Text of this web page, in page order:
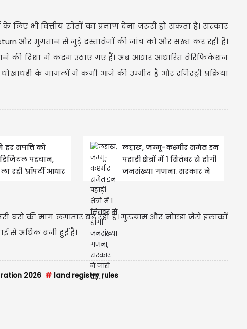
भी वित्तीय स्रोतों का प्रमाण देना जरूरी हो सकता है। सरकार
और भुगतान से जुड़े दस्तावेजों की जांच को और सख्त कर रही है।
बनाने की दिशा में कदम उठाए गए हैं। अब आधार आधारित वेरिफिकेशन
के मामलों में कमी आने की उम्मीद है और रजिस्ट्री प्रक्रिया
हर संपत्ति को
पहचान,
रही 'प्रॉपर्टी आधार
लद्दाख, जम्मू-कश्मीर समेत इन
पहाड़ी क्षेत्रों में 1 सितंबर से होगी
जनसंख्या गणना, सरकार ने
घरों की मांग लगातार बढ़ रही है। गुरुग्राम और नोएडा जैसे इलाकों
से अधिक बनी हुई है।
2026 # land registry rules